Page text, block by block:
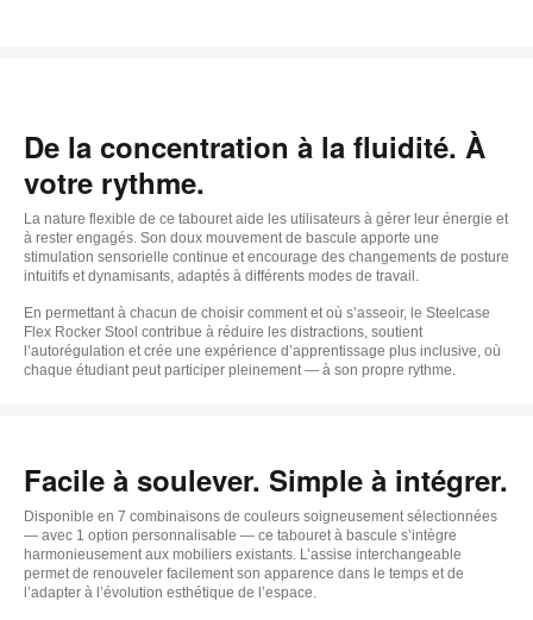
De la concentration à la fluidité. À
votre rythme.
La nature flexible de ce tabouret aide les utilisateurs à gérer leur énergie et
à rester engagés. Son doux mouvement de bascule apporte une
stimulation sensorielle continue et encourage des changements de posture
intuitifs et dynamisants, adaptés à différents modes de travail.
En permettant à chacun de choisir comment et où s’asseoir, le Steelcase
Flex Rocker Stool contribue à réduire les distractions, soutient
l’autorégulation et crée une expérience d’apprentissage plus inclusive, où
chaque étudiant peut participer pleinement — à son propre rythme.
Facile à soulever. Simple à intégrer.
Disponible en 7 combinaisons de couleurs soigneusement sélectionnées
— avec 1 option personnalisable — ce tabouret à bascule s’intègre
harmonieusement aux mobiliers existants. L’assise interchangeable
permet de renouveler facilement son apparence dans le temps et de
l’adapter à l’évolution esthétique de l’espace.